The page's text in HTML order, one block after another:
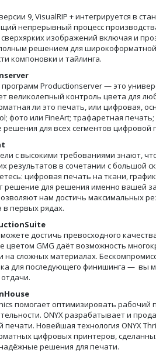
9, VisualRIP + интегрируется в
непрерывный процесс
изображений включая и
решением для
компоновки и тайлинга.
Productionserver — это
великолепный контроль цвета для
ли это печать, или цифровая,
фото или FineArt; трафаретная
для всех сегментов цифровой
с высокими требованиями знают,
результатов в сочетании с большой
цифровая печать на ткани,
решение для решения именно вашей
нам достичь максимальных
в первых рядах.
достичь превосходного
цветом GMG даёт возможность
на сложных материалах.
для последующего финишинга — вы
помогает оптимизировать
ONYX разрабатывает и
печати. Новейшая технология ONYX
цифровых принтеров,
решения для печати.